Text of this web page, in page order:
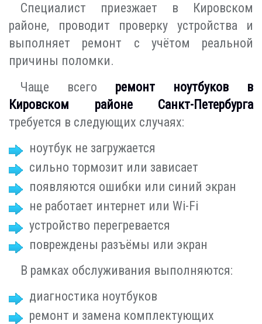
Специалист приезжает в Кировском
районе, проводит проверку устройства и
выполняет ремонт с учётом реальной
причины поломки.
Чаще всего ремонт ноутбуков в
Кировском районе Санкт-Петербурга
требуется в следующих случаях:
ноутбук не загружается
сильно тормозит или зависает
появляются ошибки или синий экран
не работает интернет или Wi-Fi
устройство перегревается
повреждены разъёмы или экран
В рамках обслуживания выполняются:
диагностика ноутбуков
ремонт и замена комплектующих